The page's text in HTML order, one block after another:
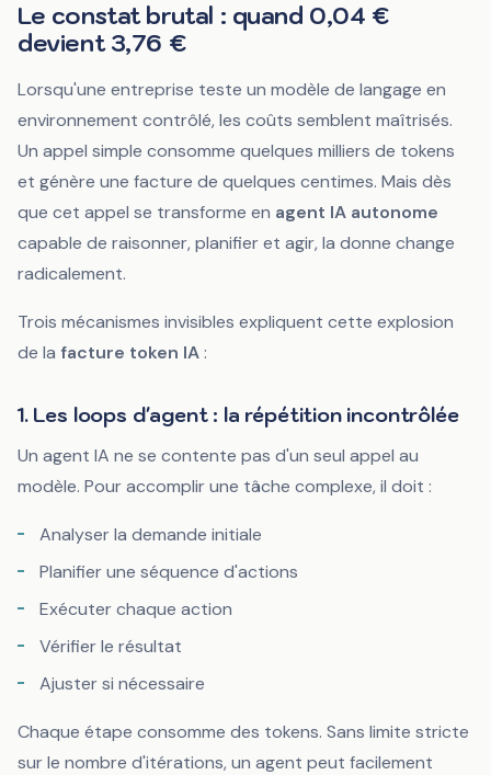
Le constat brutal : quand 0,04 €
devient 3,76 €
Lorsqu'une entreprise teste un modèle de langage en
environnement contrôlé, les coûts semblent maîtrisés.
Un appel simple consomme quelques milliers de tokens
et génère une facture de quelques centimes. Mais dès
que cet appel se transforme en agent IA autonome
capable de raisonner, planifier et agir, la donne change
radicalement.
Trois mécanismes invisibles expliquent cette explosion
de la facture token IA:
1. Les loops d'agent : la répétition incontrôlée
Un agent IA ne se contente pas d'un seul appel au
modèle. Pour accomplir une tâche complexe, il doit :
Analyser la demande initiale
Planifier une séquence d'actions
Exécuter chaque action
Vérifier le résultat
Ajuster si nécessaire
Chaque étape consomme des tokens. Sans limite stricte
sur le nombre d'itérations, un agent peut facilement